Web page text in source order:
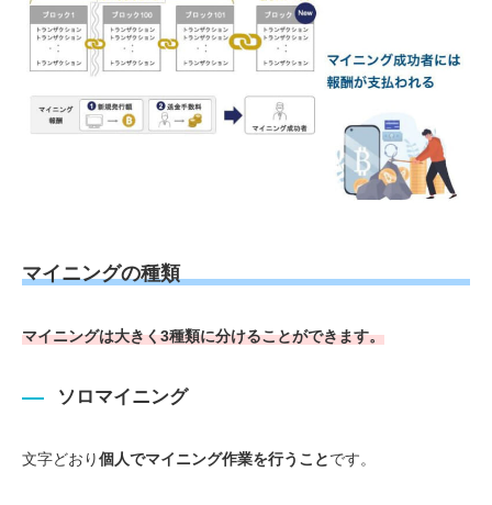
マイニングの種類
マイニングは大きく3種類に分けることができます。
ソロマイニング
文字どおり個人でマイニング作業を行うことです。